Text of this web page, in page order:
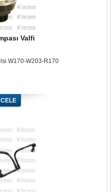
Valfi
W170-W203-R170